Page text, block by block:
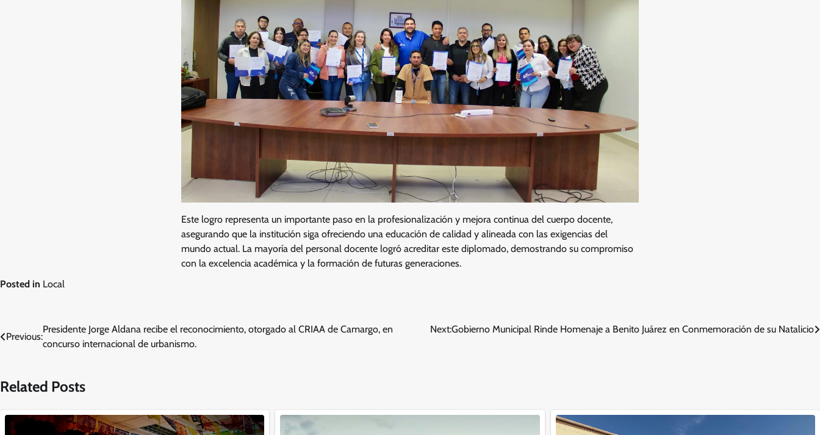
Este logro representa un importante paso en la profesionalización y mejora continua del cuerpo docente,
asegurando que la institución siga ofreciendo una educación de calidad y alineada con las exigencias del
mundo actual. La mayoría del personal docente logró acreditar este diplomado, demostrando su compromiso
con la excelencia académica y la formación de futuras generaciones.
Posted in Local
Navegación
entradas
Previous:
Presidente Jorge Aldana recibe el reconocimiento, otorgado al CRIAA de Camargo, en
concurso internacional de urbanismo.
Next:Gobierno Municipal Rinde Homenaje a Benito Juárez en Conmemoración de su Natalicio
Related Posts